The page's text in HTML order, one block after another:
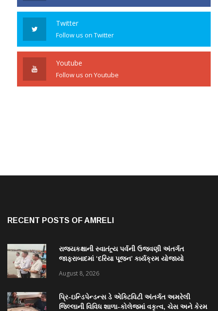
Twitter
Follow us on Twitter
Youtube
Follow us on Youtube
RECENT POSTS OF AMRELI
રાજ્યકક્ષાની સ્વાતંત્ર્ય પર્વની ઉજવણી અંતર્ગત
જાફરાબાદમાં ‘દરિયા પૂજન’ કાર્યક્રમ યોજાયો
August 8, 2026
પ્રિ-ઇન્ડિપેન્ડન્સ ડે એક્ટિવિટી અંતર્ગત અમરેલી
જિલ્લાની વિવિધ શાળા-કોલેજમાં વકૃત્વ, ચેસ અને કેરમ